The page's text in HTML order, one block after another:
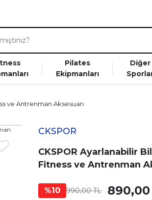
Pilates
Ekipmanları
Diğer
ve Antrenman Aksesuarı
CKSPOR
CKSPOR Ayarlanabilir
Fitness ve Antrenman
%10 990,00 TL